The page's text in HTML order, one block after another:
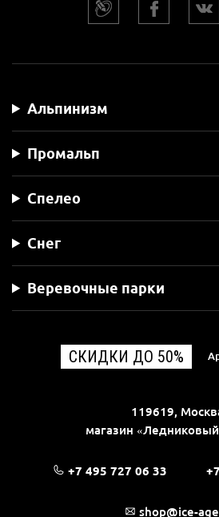
Альпинизм
Промальп
Спелео
Снег
Веревочные парки
СКИДКИ ДО 50%
119619,
магазин
+7 495 727 06 33
shop@ice-